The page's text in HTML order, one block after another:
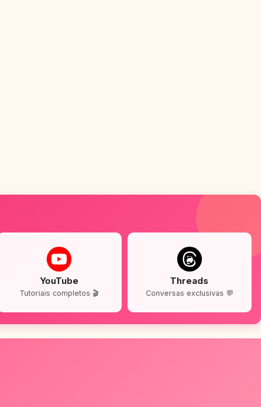
YouTube
Tutoriais completos 🎬
Threads
Conversas exclusivas 💬